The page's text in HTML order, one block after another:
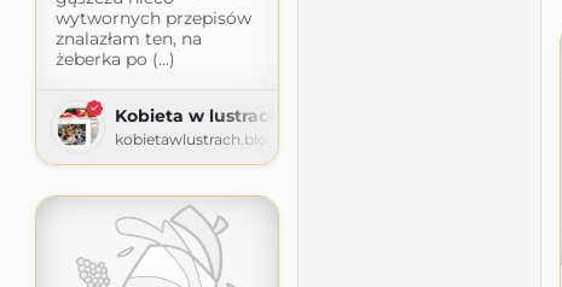
wytwornych przepisów
znalazłam ten, na
żeberka po (...)
Kobieta w lustrach
kobietawlustrach.blogspot.com